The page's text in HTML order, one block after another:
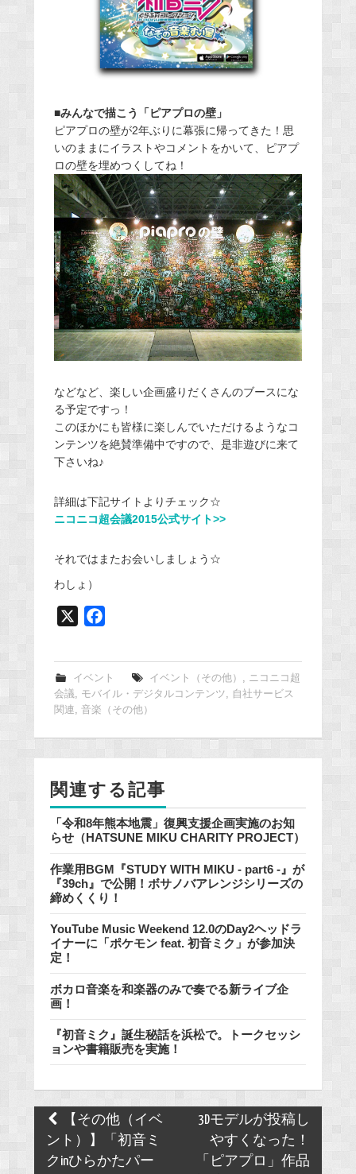
■みんなで描こう「ピアプロの壁」
ピアプロの壁が2年ぶりに幕張に帰ってきた！思
いのままにイラストやコメントをかいて、ピアプ
ロの壁を埋めつくしてね！
などなど、楽しい企画盛りだくさんのブースにな
る予定ですっ！
このほかにも皆様に楽しんでいただけるようなコ
ンテンツを絶賛準備中ですので、是非遊びに来て
下さいね♪
詳細は下記サイトよりチェック☆
ニコニコ超会議2015公式サイト>>
それではまたお会いしましょう☆
わしょ）
e
b
o
o
k
イベント イベント（その他） , ニコニコ超
会議, モバイル・デジタルコンテンツ, 自社サービス
関連, 音楽（その他）
関連する記事
「令和8年熊本地震」復興支援企画実施のお知
らせ（HATSUNE MIKU CHARITY PROJECT）
作業用BGM『STUDY WITH MIKU - part6 -』が
『39ch』で公開！ボサノバアレンジシリーズの
締めくくり！
YouTube Music Weekend 12.0のDay2ヘッドラ
イナーに「ポケモン feat. 初音ミク」が参加決
定！
ボカロ音楽を和楽器のみで奏でる新ライブ企
画！
『初音ミク』誕生秘話を浜松で。トークセッシ
ョンや書籍販売を実施！
Post
navigation
【その他（イベ
ント）】「初音ミ
クinひらかたパー
3Dモデルが投稿し
やすくなった！
「ピアプロ」作品